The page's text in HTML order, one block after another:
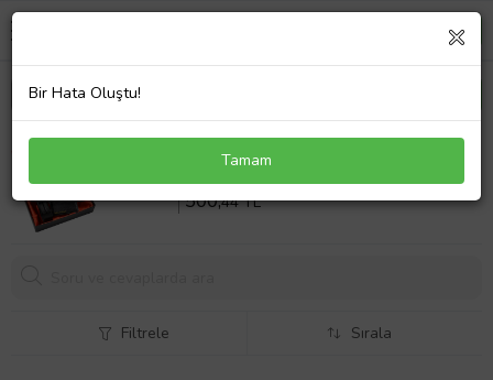
Kişiye Özel Kutusunda Suni Deri Erkek Cüzdan &
Kişiye Özel Siyah Kartlık & Siyah Kemer Hediye Seti
Sepette %35 İndirim
500,44 TL
Filtrele Sırala
Bir Hata Oluştu!
Tamam